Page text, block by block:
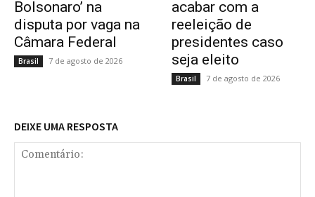
Bolsonaro’ na
disputa por vaga na
Câmara Federal
Brasil 7 de agosto de 2026
acabar com a
reeleição de
presidentes caso
seja eleito
Brasil 7 de agosto de 2026
DEIXE UMA RESPOSTA